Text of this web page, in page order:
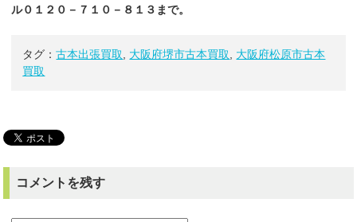
ル０１２０－７１０－８１３まで。
タグ：古本出張買取 大阪府堺市古本買取
大阪府松原市古本
買取
コメントを残す